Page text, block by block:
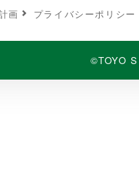
画 プライバシーポリシー
©TOYO